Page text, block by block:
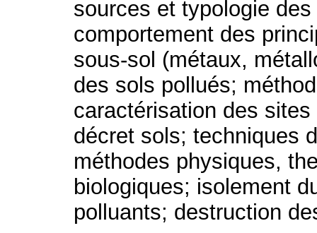
sources et typologie
comportement des
sous-sol (métaux,
des sols pollués;
caractérisation des
décret sols; techniques
méthodes physiques,
biologiques; isolement
polluants; destruction